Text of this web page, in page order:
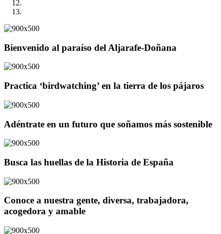
Bienvenido al paraíso del Aljarafe-Doñana
Practica ‘birdwatching’ en la tierra de los pájaros
Adéntrate en un futuro que soñamos más sostenible
Busca las huellas de la Historia de España
Conoce a nuestra gente, diversa, trabajadora,
acogedora y amable